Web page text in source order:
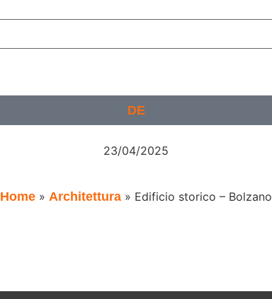
DE
23/04/2025
Home » Architettura » Edificio storico – Bolzano